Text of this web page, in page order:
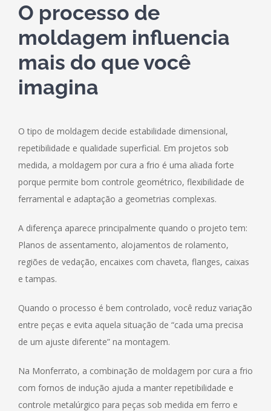
O processo de
moldagem influencia
mais do que você
imagina
O tipo de moldagem decide estabilidade dimensional,
repetibilidade e qualidade superficial. Em projetos sob
medida, a moldagem por cura a frio é uma aliada forte
porque permite bom controle geométrico, flexibilidade de
ferramental e adaptação a geometrias complexas.
A diferença aparece principalmente quando o projeto tem:
Planos de assentamento, alojamentos de rolamento,
regiões de vedação, encaixes com chaveta, flanges, caixas
e tampas.
Quando o processo é bem controlado, você reduz variação
entre peças e evita aquela situação de “cada uma precisa
de um ajuste diferente” na montagem.
Na Monferrato, a combinação de moldagem por cura a frio
com fornos de indução ajuda a manter repetibilidade e
controle metalúrgico para peças sob medida em ferro e